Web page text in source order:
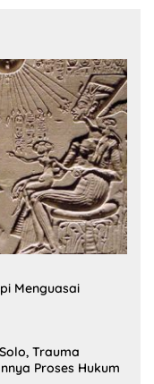
Menguasai
Trauma
Proses Hukum